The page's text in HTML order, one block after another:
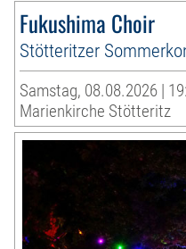
Fukushima Choir
Stötteritzer
Samstag, 08.08.2026 |
Marienkirche Stötteritz